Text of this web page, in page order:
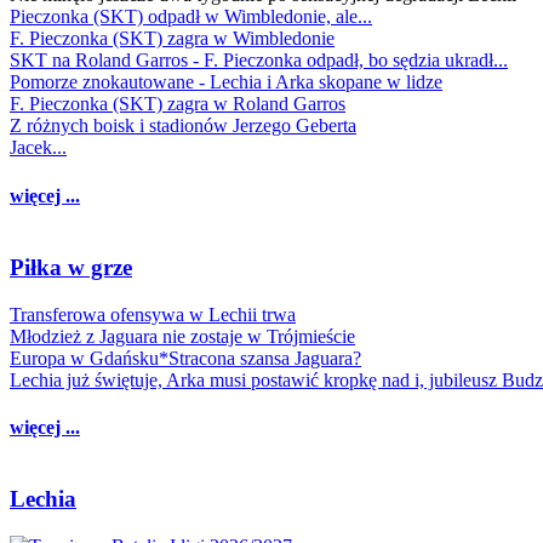
Pieczonka (SKT) odpadł w Wimbledonie, ale...
F. Pieczonka (SKT) zagra w Wimbledonie
SKT na Roland Garros - F. Pieczonka odpadł, bo sędzia ukradł...
Pomorze znokautowane - Lechia i Arka skopane w lidze
F. Pieczonka (SKT) zagra w Roland Garros
Z różnych boisk i stadionów Jerzego Geberta
Jacek...
więcej ...
Piłka w grze
Transferowa ofensywa w Lechii trwa
Młodzież z Jaguara nie zostaje w Trójmieście
Europa w Gdańsku*Stracona szansa Jaguara?
Lechia już świętuje, Arka musi postawić kropkę nad i, jubileusz
więcej ...
Lechia